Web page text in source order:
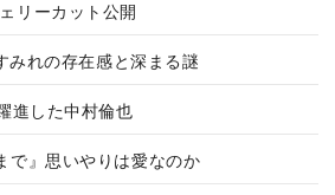
リーカット公開
みれの存在感と深まる謎
進した中村倫也
で』思いやりは愛なのか